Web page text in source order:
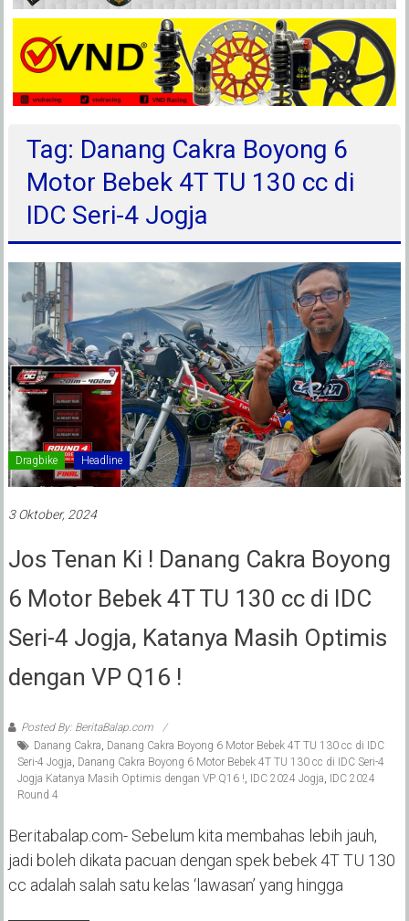
Tag: Danang Cakra Boyong 6
Motor Bebek 4T TU 130 cc di
IDC Seri-4 Jogja
Dragbike Headline
3 Oktober, 2024
Jos Tenan Ki ! Danang Cakra Boyong
6 Motor Bebek 4T TU 130 cc di IDC
Seri-4 Jogja, Katanya Masih Optimis
dengan VP Q16 !
Posted By: BeritaBalap.com
Danang Cakra, Danang Cakra Boyong 6 Motor Bebek 4T TU 130 cc di IDC
Seri-4 Jogja, Danang Cakra Boyong 6 Motor Bebek 4T TU 130 cc di IDC Seri-4
Jogja Katanya Masih Optimis dengan VP Q16 !, IDC 2024 Jogja, IDC 2024
Round 4
Beritabalap.com- Sebelum kita membahas lebih jauh,
jadi boleh dikata pacuan dengan spek bebek 4T TU 130
cc adalah salah satu kelas ‘lawasan’ yang hingga